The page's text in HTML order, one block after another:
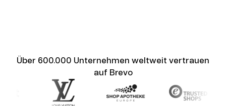
Über 600.000 Unternehmen weltweit vertrauen
auf Brevo